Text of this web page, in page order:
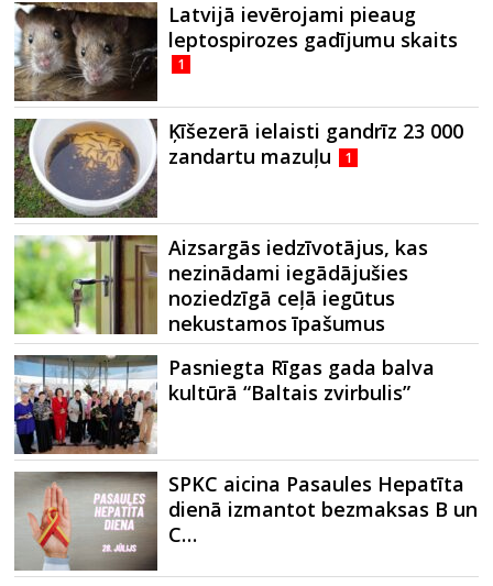
Latvijā ievērojami pieaug
leptospirozes gadījumu skaits
1
Ķīšezerā ielaisti gandrīz 23 000
zandartu mazuļu
1
Aizsargās iedzīvotājus, kas
nezinādami iegādājušies
noziedzīgā ceļā iegūtus
nekustamos īpašumus
Pasniegta Rīgas gada balva
kultūrā “Baltais zvirbulis”
SPKC aicina Pasaules Hepatīta
dienā izmantot bezmaksas B un
C…